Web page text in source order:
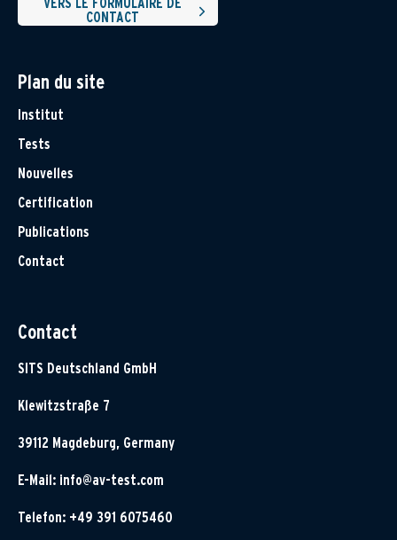
VERS LE FORMULAIRE DE
CONTACT
Plan du site
Institut
Tests
Nouvelles
Certification
Publications
Contact
Contact
SITS Deutschland GmbH
Klewitzstraße 7
39112 Magdeburg, Germany
E-Mail: info@av-test.com
Telefon: +49 391 6075460